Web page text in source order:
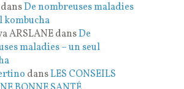
dansDe nombreuses maladies
kombucha
ARSLANEdansDe
maladies – un seul
dansLES CONSEILS